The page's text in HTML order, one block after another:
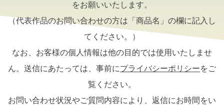
をお願いいたします。
（代表作品のお問い合わせの方は「商品名」の欄に記入し
てください。）
なお、お客様の個人情報は他の目的では使用いたしませ
ん。送信にあたっては、事前にプライバシーポリシーをご
覧ください。
お問い合わせ状況やご質問内容により、返信にお時間をい